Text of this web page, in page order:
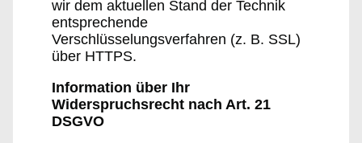
wir dem aktuellen Stand der Technik
entsprechende
Verschlüsselungsverfahren (z. B. SSL)
über HTTPS.
Information über Ihr
Widerspruchsrecht nach Art. 21
DSGVO